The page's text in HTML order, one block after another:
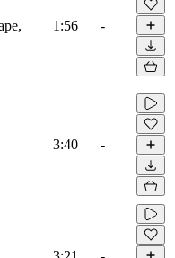
1:56 -
3:40 -